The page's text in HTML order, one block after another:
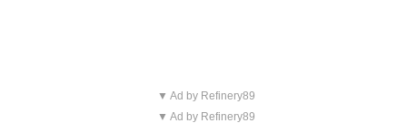
▼ Ad by Refinery89
▼ Ad by Refinery89